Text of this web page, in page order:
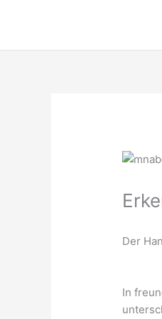
Der
In